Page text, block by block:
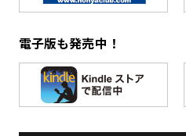
電子版も発売中！